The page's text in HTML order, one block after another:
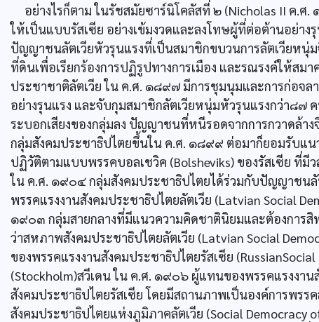
อย่างไรก็ตาม ในรัชสมัยซาร์นิโคลัสที่ ๒ (Nicholas II ค.
ให้เป็นแบบรัสเซีย อย่างเข้มงวดและลงโทษผู้ที่ต่อต้านอย่า
ปัญญาชนลัตเวียหัวรุนแรงที่เป็นสมาชิกขบวนการลัตเวียหนุ่
ที่ดินเพื่อเรียกร้องการปฏิรูปทางการเมือง และรณรงค์ให้สม
ประชาชาติลัตเวีย ใน ค.ศ. ๑๘๙๗ มีการชุมนุมและการก่อจล
อย่างรุนแรง และจับกุมสมาชิกลัตเวียหนุ่มหัวรุนแรงกว่า๘๗
ระบอกเสียงของกลุ่มลง ปัญญาชนที่หนีรอดจากการกวาดล้า
กลุ่มสังคมประชาธิปไตยขึ้นใน ค.ศ. ๑๘๙๙ ต่อมาก็ยอมรับแน
ปฏิวัติตามแบบพรรคบอลเชวิค (Bolsheviks) ของรัสเซีย ที่
ใน ค.ศ. ๑๙๐๔ กลุ่มสังคมประชาธิปไตยได้ร่วมกับปัญญาชน
พรรคแรงงานสังคมประชาธิปไตยลัตเวีย (Latvian Social
๑๙๐๓ กลุ่มสายกลางที่มีแนวความคิดชาตินิยมและต้องการสิ
ว่าสหภาพสังคมประชาธิปไตยลัตเวีย (Latvian Social
ของพรรคแรงงานสังคมประชาธิปไตยรัสเซีย
(Stockholm)สวีเดน ใน ค.ศ. ๑๙๐๖ ผู้แทนของพรรคแรงงา
สังคมประชาธิปไตยรัสเซีย โดยมีสถานภาพเป็นองค์การพร
สังคมประชาธิปไตยแห่งภูมิภาคลัตเวีย (Social Democracy